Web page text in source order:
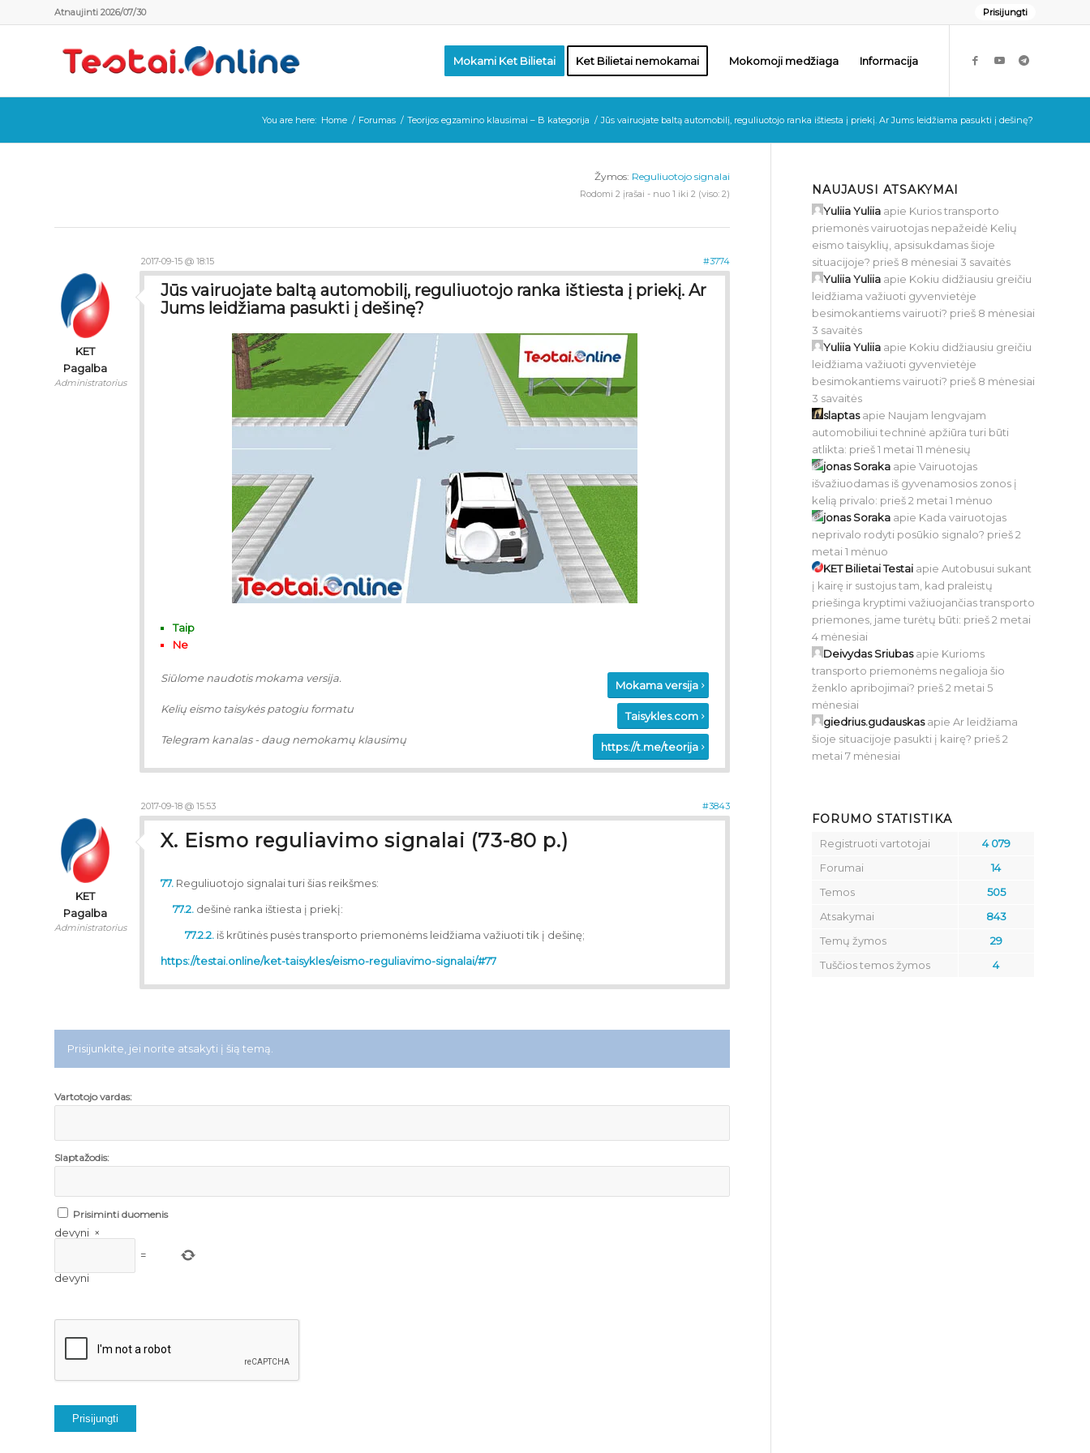
Prisijungti
Atnaujinti 2026/07/30
Mokami Ket Bilietai Ket Bilietai nemokamai Mokomoji medžiaga Informacija
You are here: Home / Forumas / Teorijos egzamino klausimai – B kategorija / Jūs vairuojate baltą automobilį, reguliuotojo ranka ištiesta į priekį. Ar Jums leidžiama pasukti į dešinę?
Žymos: Reguliuotojo signalai
Rodomi 2 įrašai - nuo 1 iki 2 (viso: 2)
2017-09-15 @ 18:15 #3774
KET
Pagalba
Administratorius
Jūs vairuojate baltą automobilį, reguliuotojo ranka ištiesta į priekį. Ar
Jums leidžiama pasukti į dešinę?
Taip
Ne
Siūlome naudotis mokama versija.
Mokama versija
Kelių eismo taisykės patogiu formatu
Taisykles.com
Telegram kanalas - daug nemokamų klausimų
https://t.me/teorija
2017-09-18 @ 15:53 #3843
KET
Pagalba
Administratorius
X. Eismo reguliavimo signalai (73-80 p.)
77. Reguliuotojo signalai turi šias reikšmes:
77.2. dešinė ranka ištiesta į priekį:
77.2.2. iš krūtinės pusės transporto priemonėms leidžiama važiuoti tik į dešinę;
https://testai.online/ket-taisykles/eismo-reguliavimo-signalai/#77
Prisijunkite, jei norite atsakyti į šią temą.
Vartotojo vardas:
Slaptažodis:
Prisiminti duomenis
devyni ×
=
devyni
Prisijungti
NAUJAUSI ATSAKYMAI
Yuliia Yuliia apie Kurios transporto
priemonės vairuotojas nepažeidė Kelių
eismo taisyklių, apsisukdamas šioje
situacijoje? prieš 8 mėnesiai 3 savaitės
Yuliia Yuliia apie Kokiu didžiausiu greičiu
leidžiama važiuoti gyvenvietėje
besimokantiems vairuoti? prieš 8 mėnesiai
3 savaitės
Yuliia Yuliia apie Kokiu didžiausiu greičiu
leidžiama važiuoti gyvenvietėje
besimokantiems vairuoti? prieš 8 mėnesiai
3 savaitės
slaptasapie Naujam lengvajam
automobiliui techninė apžiūra turi būti
atlikta: prieš 1 metai 11 mėnesių
jonas Soraka apieVairuotojas
išvažiuodamas iš gyvenamosios zonos į
kelią privalo: prieš 2 metai 1 mėnuo
jonas Soraka apie Kada vairuotojas
neprivalo rodyti posūkio signalo? prieš 2
metai 1 mėnuo
KET Bilietai Testai apieAutobusui sukant
į kairę ir sustojus tam, kad praleistų
priešinga kryptimi važiuojančias transporto
priemones, jame turėtų būti: prieš 2 metai
4 mėnesiai
Deivydas Sriubasapie Kurioms
transporto priemonėms negalioja šio
ženklo apribojimai? prieš 2 metai 5
mėnesiai
giedrius.gudauskasapieAr leidžiama
šioje situacijoje pasukti į kairę? prieš 2
metai 7 mėnesiai
FORUMO STATISTIKA
Registruoti vartotojai
4 079
Forumai
14
Temos
505
Atsakymai
843
Temų žymos
29
Tuščios temos žymos
4